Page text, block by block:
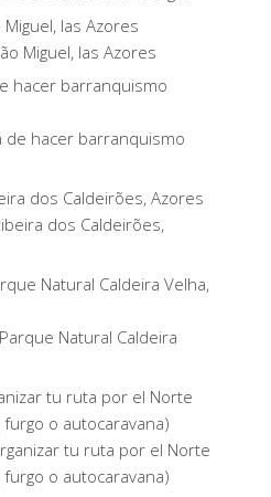
las Azores
hacer barranquismo
dos Caldeirões, Azores
Natural Caldeira Velha,
tu ruta por el Norte
o autocaravana)